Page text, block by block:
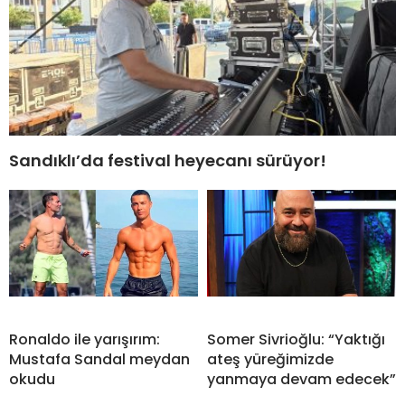
Sandıklı’da festival heyecanı sürüyor!
Ronaldo ile yarışırım:
Mustafa Sandal meydan
okudu
Somer Sivrioğlu: “Yaktığı
ateş yüreğimizde
yanmaya devam edecek”